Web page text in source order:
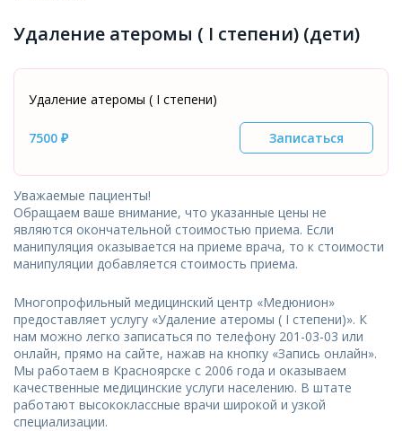
Удаление атеромы ( I степени) (дети)
Удаление атеромы ( I степени)
7500 ₽ Записаться
Уважаемые пациенты!
Обращаем ваше внимание, что указанные цены не
являются окончательной стоимостью приема. Если
манипуляция оказывается на приеме врача, то к стоимости
манипуляции добавляется стоимость приема.
Многопрофильный медицинский центр «Медюнион»
предоставляет услугу «Удаление атеромы ( I степени)». К
нам можно легко записаться по телефону 201-03-03 или
онлайн, прямо на сайте, нажав на кнопку «Запись онлайн».
Мы работаем в Красноярске с 2006 года и оказываем
качественные медицинские услуги населению. В штате
работают высококлассные врачи широкой и узкой
специализации.